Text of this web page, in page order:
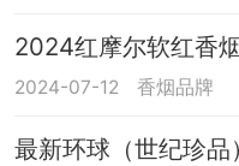
2024红摩尔软红香
2024-07-12 香烟品牌
最新环球（世纪珍品